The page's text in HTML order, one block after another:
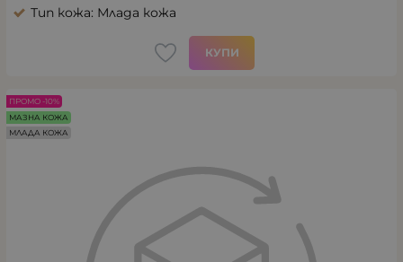
Тип кожа: Млада кожа
КУПИ
ПРОМО -10%
МАЗНА КОЖА
МЛАДА КОЖА